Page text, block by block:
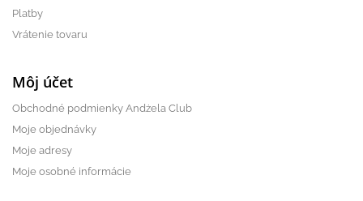
Platby
Vrátenie tovaru
Môj účet
Obchodné podmienky Andżela Club
Moje objednávky
Moje adresy
Moje osobné informácie